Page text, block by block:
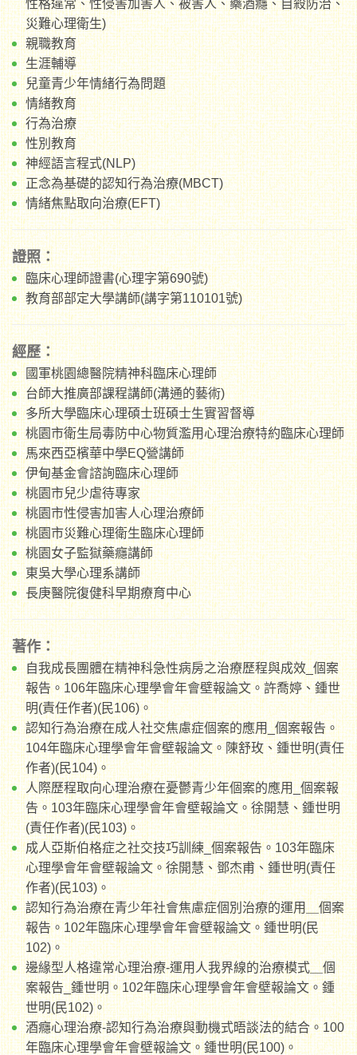
性格違常、性侵害加害人、被害人、藥酒癮、自殺防治、
災難心理衛生)
親職教育
生涯輔導
兒童青少年情緒行為問題
情緒教育
行為治療
性別教育
神經語言程式(NLP)
正念為基礎的認知行為治療(MBCT)
情緒焦點取向治療(EFT)
證照：
臨床心理師證書(心理字第690號)
教育部部定大學講師(講字第110101號)
經歷：
國軍桃園總醫院精神科臨床心理師
台師大推廣部課程講師(溝通的藝術)
多所大學臨床心理碩士班碩士生實習督導
桃園市衛生局毒防中心物質濫用心理治療特約臨床心理師
馬來西亞檳華中學EQ營講師
伊甸基金會諮詢臨床心理師
桃園市兒少虐待專家
桃園市性侵害加害人心理治療師
桃園市災難心理衛生臨床心理師
桃園女子監獄藥癮講師
東吳大學心理系講師
長庚醫院復健科早期療育中心
著作：
自我成長團體在精神科急性病房之治療歷程與成效_個案
報告。106年臨床心理學會年會壁報論文。許喬婷、鍾世
明(責任作者)(民106)。
認知行為治療在成人社交焦慮症個案的應用_個案報告。
104年臨床心理學會年會壁報論文。陳舒玫、鍾世明(責任
作者)(民104)。
人際歷程取向心理治療在憂鬱青少年個案的應用_個案報
告。103年臨床心理學會年會壁報論文。徐開慧、鍾世明
(責任作者)(民103)。
成人亞斯伯格症之社交技巧訓練_個案報告。103年臨床
心理學會年會壁報論文。徐開慧、鄧杰甫、鍾世明(責任
作者)(民103)。
認知行為治療在青少年社會焦慮症個別治療的運用＿個案
報告。102年臨床心理學會年會壁報論文。鍾世明(民
102)。
邊緣型人格違常心理治療-運用人我界線的治療模式＿個
案報告_鍾世明。102年臨床心理學會年會壁報論文。鍾
世明(民102)。
酒癮心理治療-認知行為治療與動機式晤談法的結合。100
年臨床心理學會年會壁報論文。鍾世明(民100)。